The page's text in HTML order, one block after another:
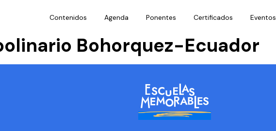
Contenidos Agenda Ponentes Certificados Eventos
Bohorquez-Ecuador